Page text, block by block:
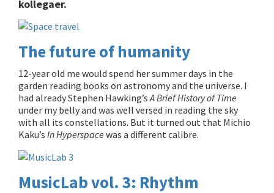
kollegaer.
The future of humanity
12-year old me would spend her summer days in the
garden reading books on astronomy and the universe. I
had already Stephen Hawking’sA Brief History of Time
under my belly and was well versed in reading the sky
with all its constellations. But it turned out that Michio
Kaku’s In Hyperspace was a different calibre.
MusicLab vol. 3: Rhythm